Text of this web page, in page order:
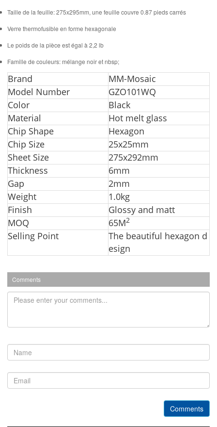
Taille de la feuille: 275x295mm, une feuille couvre 0.87 pieds carrés
Verre thermofusible en forme hexagonale
Le poids de la pièce est égal à 2,2 lb
Famille de couleurs: mélange noir et nbsp;
Brand
MM-Mosaic
Model Number
GZO101WQ
Color
Black
Material
Hot melt glass
Chip Shape
Hexagon
Chip Size
25x25mm
Sheet Size
275x292mm
Thickness
6mm
Gap
2mm
Weight
1.0kg
Finish
Glossy and matt
MOQ
65M2
Selling Point
The beautiful hexagon d
esign
Comments
Comments